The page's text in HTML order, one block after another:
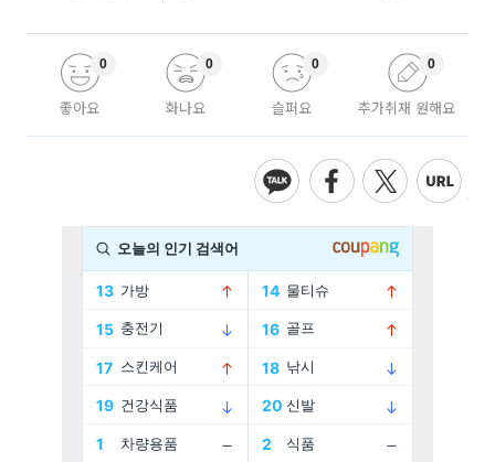
좋아요
0
화나요
0
슬퍼요
0
추가취재 원해요
0